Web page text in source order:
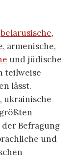
belarusische,
armenische,
und jüdische
teilweise
lässt.
ukrainische
Befragung
und